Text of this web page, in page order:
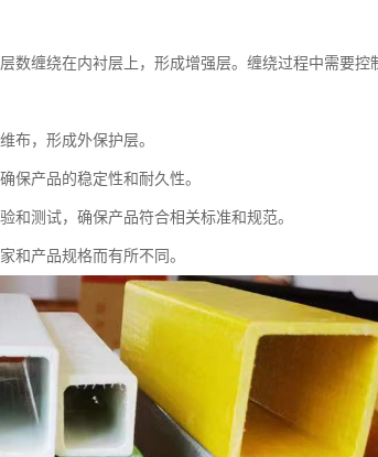
数缠绕在内衬层上，形成增强层。缠绕过程中需要控
布，形成外保护层。
保产品的稳定性和耐久性。
和测试，确保产品符合相关标准和规范。
和产品规格而有所不同。